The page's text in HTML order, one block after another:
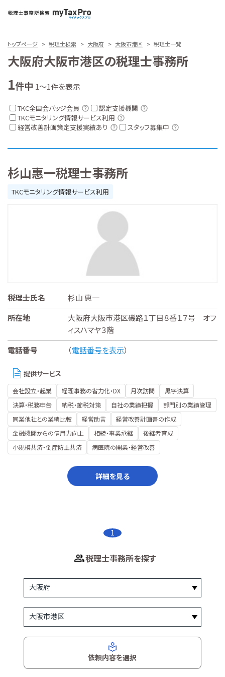
トップページ 税理士検索 大阪府 大阪市港区 税理士一覧
大阪府大阪市港区の税理士事務所
1件中 1～1件を表示
TKC全国会バッジ会員
認定支援機関
TKCモニタリング情報サービス利用
経営改善計画策定支援実績あり
スタッフ募集中
杉山惠一税理士事務所
TKCモニタリング情報サービス利用
税理士氏名
杉山 惠一
所在地
大阪府大阪市港区磯路１丁目８番１７号 オフ
ィスハマヤ３階
電話番号
（電話番号を表示）
提供サービス
会社設立・起業 経理事務の省力化・DX 月次訪問
黒字決算
決算・税務申告
納税・節税対策 自社の業績把握
部門別の業績管理
同業他社との業績比較
経営助言
経営改善計画書の作成
金融機関からの信用力向上
相続・事業承継
後継者育成
小規模共済・倒産防止共済
病医院の開業・経営改善
詳細を見る
1
税理士事務所を探す
依頼内容を選択